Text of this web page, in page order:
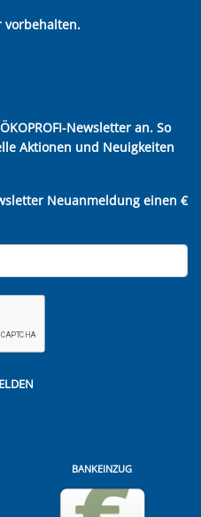
vorbehalten.
Newsletter an. So
Aktionen und Neuigkeiten
Neuanmeldung einen €
BANKEINZUG